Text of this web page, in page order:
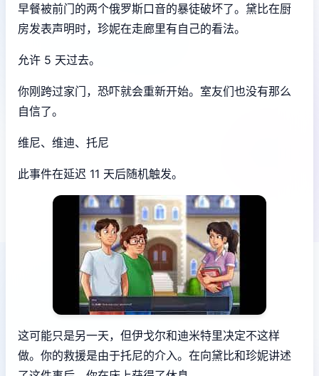
早餐被前门的两个俄罗斯口音的暴徒破坏了。黛比在厨
房发表声明时，珍妮在走廊里有自己的看法。
允许 5 天过去。
你刚跨过家门，恐吓就会重新开始。室友们也没有那么
自信了。
维尼、维迪、托尼
此事件在延迟 11 天后随机触发。
这可能只是另一天，但伊戈尔和迪米特里决定不这样
做。你的救援是由于托尼的介入。在向黛比和珍妮讲述